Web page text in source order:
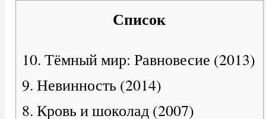
Список
10. Тёмный мир: Равновесие (2013)
9. Невинность (2014)
8. Кровь и шоколад (2007)